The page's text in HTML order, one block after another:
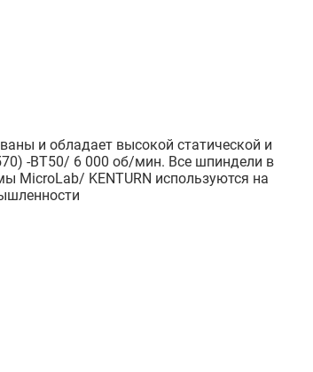
и обладает высокой статической и
-BT50/ 6 000 об/мин. Все шпиндели в
MicroLab/ KENTURN используются на